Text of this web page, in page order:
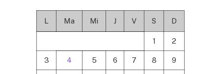
L Ma Mi J V S D
1 2
3 4 5 6 7 8 9